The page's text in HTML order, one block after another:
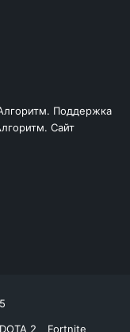
Поддержка
Сайт
DOTA 2 Fortnite